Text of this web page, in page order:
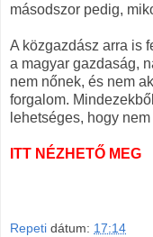
másodszor pedig,
A közgazdász arra is
a magyar gazdaság,
nem nőnek, és nem
forgalom.
lehetséges, hogy
ITT NÉZHETŐ MEG
Repeti dátum: 17:14